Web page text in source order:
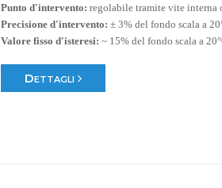
Punto d'intervento: regolabile tramite vite
Precisione d'intervento: ± 3% del fondo scala a
Valore fisso d'isteresi: ~ 15% del fondo scala a
Dettagli